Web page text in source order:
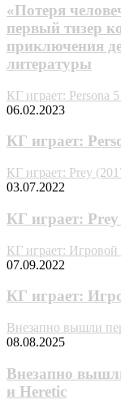
«Потеря
первый тизер
приключения
литературы
КГ играет: Persona
06.02.2023
КГ играет:
КГ играет: Prey
03.07.2022
КГ играет: Prey
КГ играет:
07.09.2022
КГ играет:
Внезапно вышли
08.08.2025
Внезапно
и Heretic